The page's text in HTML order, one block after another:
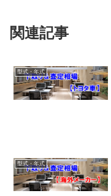
関連記事
型式・年式
型式・年式